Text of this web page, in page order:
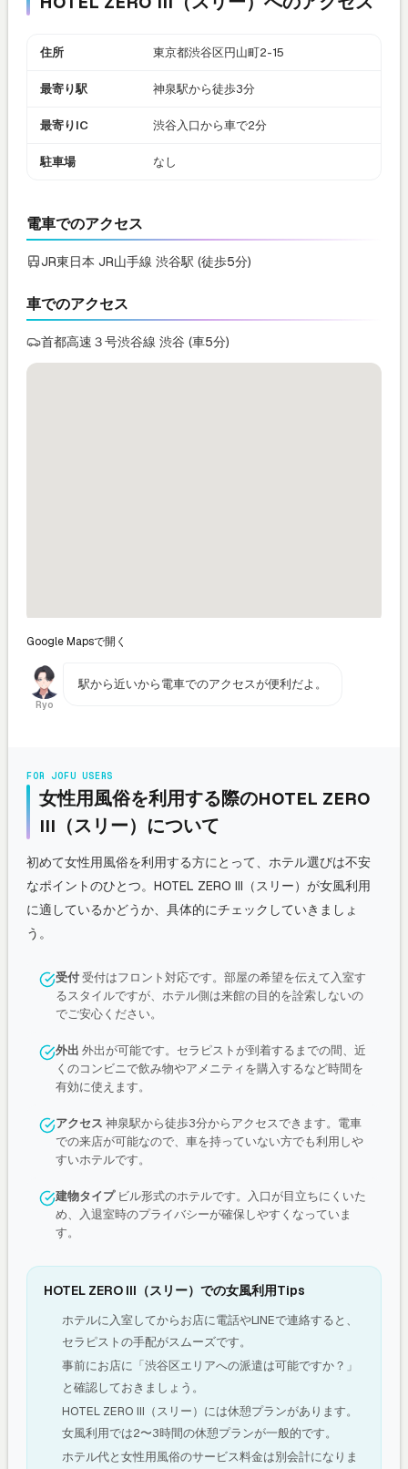
住所 東京都渋谷区円山町2-15
最寄り駅 神泉駅から徒歩3分
最寄りIC 渋谷入口から車で2分
駐車場 なし
電車でのアクセス
JR東日本 JR山手線 渋谷駅 (徒歩5分)
車でのアクセス
首都高速３号渋谷線 渋谷 (車5分)
Google Mapsで開く
Ryo
駅から近いから電車でのアクセスが便利だよ。
FOR JOFU USERS
女性用風俗を利用する際のHOTEL ZERO
III（スリー）について
初めて女性用風俗を利用する方にとって、ホテル選びは不安
なポイントのひとつ。HOTEL ZERO III（スリー）が女風利用
に適しているかどうか、具体的にチェックしていきましょ
う。
受付受付はフロント対応です。部屋の希望を伝えて入室す
るスタイルですが、ホテル側は来館の目的を詮索しないの
でご安心ください。
外出 外出が可能です。セラピストが到着するまでの間、近
くのコンビニで飲み物やアメニティを購入するなど時間を
有効に使えます。
アクセス 神泉駅から徒歩3分からアクセスできます。電車
での来店が可能なので、車を持っていない方でも利用しや
すいホテルです。
建物タイプ ビル形式のホテルです。入口が目立ちにくいた
め、入退室時のプライバシーが確保しやすくなっていま
す。
HOTEL ZERO III（スリー）での女風利用Tips
ホテルに入室してからお店に電話やLINEで連絡すると、
セラピストの手配がスムーズです。
事前にお店に「渋谷区エリアへの派遣は可能ですか？」
と確認しておきましょう。
HOTEL ZERO III（スリー）には休憩プランがあります。
女風利用では2〜3時間の休憩プランが一般的です。
ホテル代と女性用風俗のサービス料金は別会計になりま